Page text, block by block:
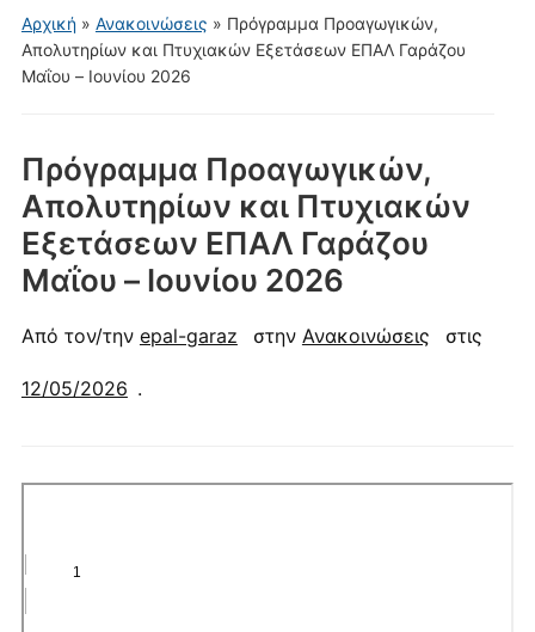
για
κινητά
Αρχική» Ανακοινώσεις » Πρόγραμμα Προαγωγικών,
Απολυτηρίων και Πτυχιακών Εξετάσεων ΕΠΑΛ Γαράζου
Μαΐου – Ιουνίου 2026
Πρόγραμμα Προαγωγικών,
Απολυτηρίων και Πτυχιακών
Εξετάσεων ΕΠΑΛ Γαράζου
Μαΐου – Ιουνίου 2026
Από τον/την epal-garaz στην Ανακοινώσεις στις
12/05/2026 .